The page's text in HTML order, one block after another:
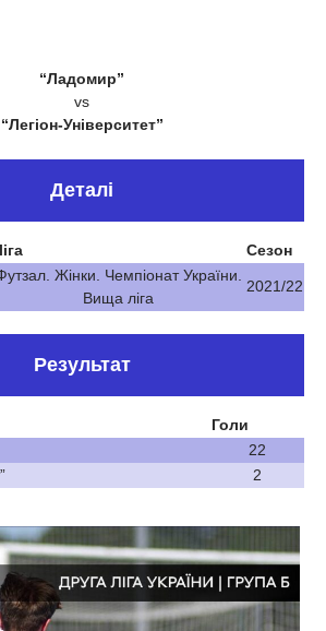
“Ладомир”
vs
“Легіон-Університет”
Деталі
Сезон
Жінки. Чемпіонат України.
Вища ліга
2021/22
Результат
Голи
22
2